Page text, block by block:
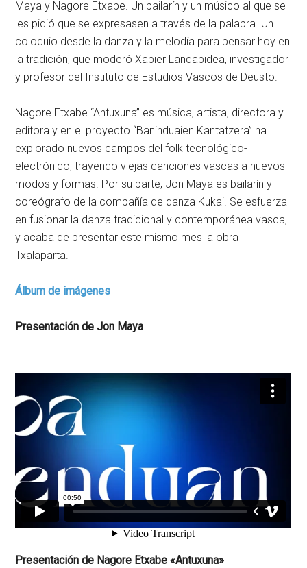
Maya y Nagore Etxabe. Un bailarín y un músico al que se
les pidió que se expresasen a través de la palabra. Un
coloquio desde la danza y la melodía para pensar hoy en
la tradición, que moderó Xabier Landabidea, investigador
y profesor del Instituto de Estudios Vascos de Deusto.
Nagore Etxabe “Antuxuna” es música, artista, directora y
editora y en el proyecto “Baninduaien Kantatzera” ha
explorado nuevos campos del folk tecnológico-
electrónico, trayendo viejas canciones vascas a nuevos
modos y formas. Por su parte, Jon Maya es bailarín y
coreógrafo de la compañía de danza Kukai. Se esfuerza
en fusionar la danza tradicional y contemporánea vasca,
y acaba de presentar este mismo mes la obra
Txalaparta.
Álbum de imágenes
Presentación de Jon Maya
Presentación de Nagore Etxabe «Antuxuna»